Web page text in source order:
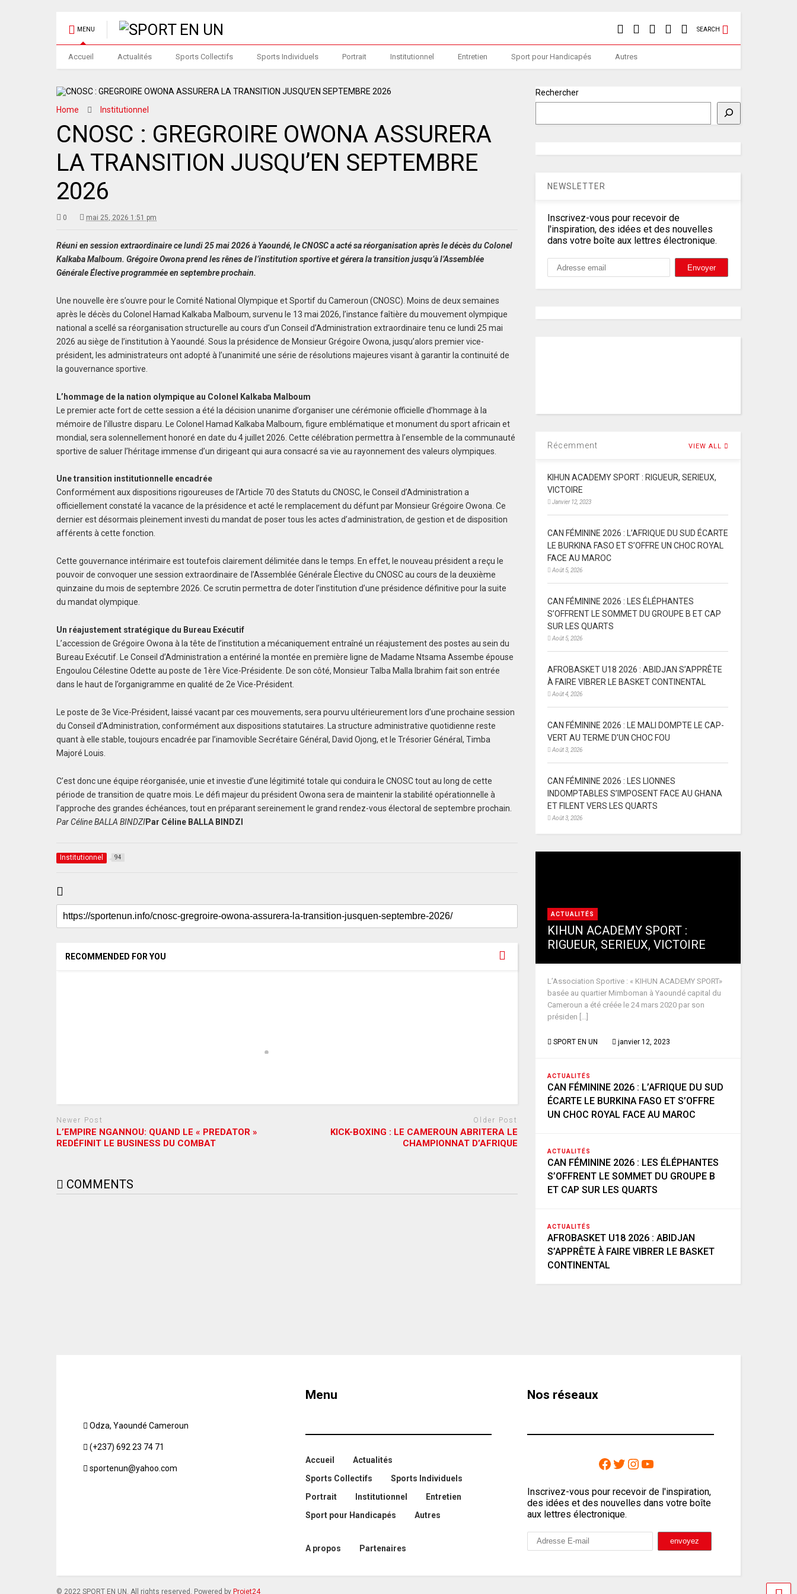
MENU SEARCH
Accueil Actualités Sports Collectifs Sports Individuels Portrait Institutionnel Entretien Sport pour Handicapés Autres
Home Institutionnel
CNOSC : GREGROIRE OWONA ASSURERA
LA TRANSITION JUSQU’EN SEPTEMBRE
2026
0 mai 25, 2026 1:51 pm
Réuni en session extraordinaire ce lundi 25 mai 2026 à Yaoundé, le CNOSC a acté sa réorganisation après le décès du Colonel
Kalkaba Malboum. Grégoire Owona prend les rênes de l’institution sportive et gérera la transition jusqu’à l’Assemblée
Générale Élective programmée en septembre prochain.
Une nouvelle ère s’ouvre pour le Comité National Olympique et Sportif du Cameroun (CNOSC). Moins de deux semaines
après le décès du Colonel Hamad Kalkaba Malboum, survenu le 13 mai 2026, l’instance faîtière du mouvement olympique
national a scellé sa réorganisation structurelle au cours d’un Conseil d’Administration extraordinaire tenu ce lundi 25 mai
2026 au siège de l’institution à Yaoundé. Sous la présidence de Monsieur Grégoire Owona, jusqu’alors premier vice-
président, les administrateurs ont adopté à l’unanimité une série de résolutions majeures visant à garantir la continuité de
la gouvernance sportive.
L’hommage de la nation olympique au Colonel Kalkaba Malboum
Le premier acte fort de cette session a été la décision unanime d’organiser une cérémonie officielle d’hommage à la
mémoire de l’illustre disparu. Le Colonel Hamad Kalkaba Malboum, figure emblématique et monument du sport africain et
mondial, sera solennellement honoré en date du 4 juillet 2026. Cette célébration permettra à l’ensemble de la communauté
sportive de saluer l’héritage immense d’un dirigeant qui aura consacré sa vie au rayonnement des valeurs olympiques.
Une transition institutionnelle encadrée
Conformément aux dispositions rigoureuses de l’Article 70 des Statuts du CNOSC, le Conseil d’Administration a
officiellement constaté la vacance de la présidence et acté le remplacement du défunt par Monsieur Grégoire Owona. Ce
dernier est désormais pleinement investi du mandat de poser tous les actes d’administration, de gestion et de disposition
afférents à cette fonction.
Cette gouvernance intérimaire est toutefois clairement délimitée dans le temps. En effet, le nouveau président a reçu le
pouvoir de convoquer une session extraordinaire de l’Assemblée Générale Élective du CNOSC au cours de la deuxième
quinzaine du mois de septembre 2026. Ce scrutin permettra de doter l’institution d’une présidence définitive pour la suite
du mandat olympique.
Un réajustement stratégique du Bureau Exécutif
L’accession de Grégoire Owona à la tête de l’institution a mécaniquement entraîné un réajustement des postes au sein du
Bureau Exécutif. Le Conseil d’Administration a entériné la montée en première ligne de Madame Ntsama Assembe épouse
Engoulou Célestine Odette au poste de 1ère Vice-Présidente. De son côté, Monsieur Talba Malla Ibrahim fait son entrée
dans le haut de l’organigramme en qualité de 2e Vice-Président.
Le poste de 3e Vice-Président, laissé vacant par ces mouvements, sera pourvu ultérieurement lors d’une prochaine session
du Conseil d’Administration, conformément aux dispositions statutaires. La structure administrative quotidienne reste
quant à elle stable, toujours encadrée par l’inamovible Secrétaire Général, David Ojong, et le Trésorier Général, Timba
Majoré Louis.
C’est donc une équipe réorganisée, unie et investie d’une légitimité totale qui conduira le CNOSC tout au long de cette
période de transition de quatre mois. Le défi majeur du président Owona sera de maintenir la stabilité opérationnelle à
l’approche des grandes échéances, tout en préparant sereinement le grand rendez-vous électoral de septembre prochain.
Par Céline BALLA BINDZIPar Céline BALLA BINDZI
Institutionnel 94
RECOMMENDED FOR YOU
Newer Post
L’EMPIRE NGANNOU: QUAND LE « PREDATOR »
REDÉFINIT LE BUSINESS DU COMBAT
Older Post
KICK-BOXING : LE CAMEROUN ABRITERA LE
CHAMPIONNAT D’AFRIQUE
COMMENTS
Rechercher
NEWSLETTER
Inscrivez-vous pour recevoir de
l'inspiration, des idées et des nouvelles
dans votre boîte aux lettres électronique.
Récemment VIEW ALL
KIHUN ACADEMY SPORT : RIGUEUR, SERIEUX,
VICTOIRE
Janvier 12, 2023
CAN FÉMININE 2026 : L’AFRIQUE DU SUD ÉCARTE
LE BURKINA FASO ET S’OFFRE UN CHOC ROYAL
FACE AU MAROC
Août 5, 2026
CAN FÉMININE 2026 : LES ÉLÉPHANTES
S’OFFRENT LE SOMMET DU GROUPE B ET CAP
SUR LES QUARTS
Août 5, 2026
AFROBASKET U18 2026 : ABIDJAN S’APPRÊTE
À FAIRE VIBRER LE BASKET CONTINENTAL
Août 4, 2026
CAN FÉMININE 2026 : LE MALI DOMPTE LE CAP-
VERT AU TERME D’UN CHOC FOU
Août 3, 2026
CAN FÉMININE 2026 : LES LIONNES
INDOMPTABLES S’IMPOSENT FACE AU GHANA
ET FILENT VERS LES QUARTS
Août 3, 2026
ACTUALITÉS
KIHUN ACADEMY SPORT :
RIGUEUR, SERIEUX, VICTOIRE
L’Association Sportive : « KIHUN ACADEMY SPORT»
basée au quartier Mimboman à Yaoundé capital du
Cameroun a été créée le 24 mars 2020 par son
présiden [...]
SPORT EN UN janvier 12, 2023
ACTUALITÉS
CAN FÉMININE 2026 : L’AFRIQUE DU SUD
ÉCARTE LE BURKINA FASO ET S’OFFRE
UN CHOC ROYAL FACE AU MAROC
ACTUALITÉS
CAN FÉMININE 2026 : LES ÉLÉPHANTES
S’OFFRENT LE SOMMET DU GROUPE B
ET CAP SUR LES QUARTS
ACTUALITÉS
AFROBASKET U18 2026 : ABIDJAN
S’APPRÊTE À FAIRE VIBRER LE BASKET
CONTINENTAL
Odza, Yaoundé Cameroun
(+237) 692 23 74 71
sportenun@yahoo.com
Menu
Accueil
Actualités
Sports Collectifs
Sports Individuels
Portrait
Institutionnel
Entretien
Sport pour Handicapés
Autres
A propos Partenaires
Nos réseaux
Inscrivez-vous pour recevoir de l'inspiration,
des idées et des nouvelles dans votre boîte
aux lettres électronique.
© 2022 SPORT EN UN. All rights reserved. Powered byProjet24